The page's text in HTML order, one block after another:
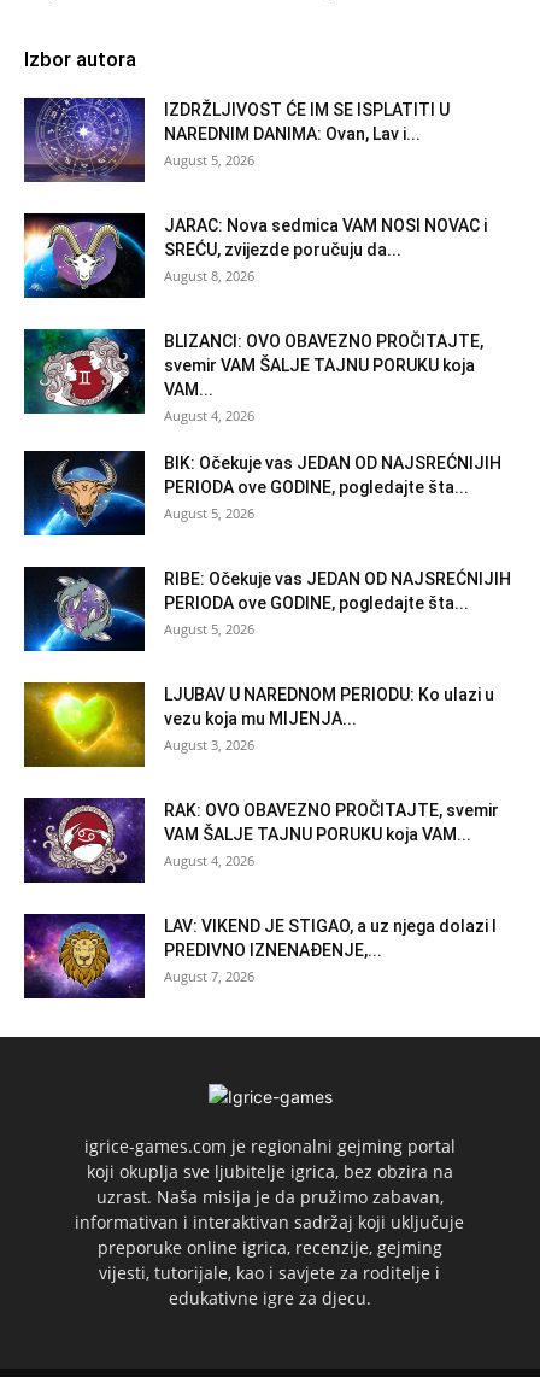
Izbor autora
IZDRŽLJIVOST ĆE IM SE ISPLATITI U
NAREDNIM DANIMA: Ovan, Lav i...
August 5, 2026
JARAC: Nova sedmica VAM NOSI NOVAC i
SREĆU, zvijezde poručuju da...
August 8, 2026
BLIZANCI: OVO OBAVEZNO PROČITAJTE,
svemir VAM ŠALJE TAJNU PORUKU koja
VAM...
August 4, 2026
BIK: Očekuje vas JEDAN OD NAJSREĆNIJIH
PERIODA ove GODINE, pogledajte šta...
August 5, 2026
RIBE: Očekuje vas JEDAN OD NAJSREĆNIJIH
PERIODA ove GODINE, pogledajte šta...
August 5, 2026
LJUBAV U NAREDNOM PERIODU: Ko ulazi u
vezu koja mu MIJENJA...
August 3, 2026
RAK: OVO OBAVEZNO PROČITAJTE, svemir
VAM ŠALJE TAJNU PORUKU koja VAM...
August 4, 2026
LAV: VIKEND JE STIGAO, a uz njega dolazi I
PREDIVNO IZNENAĐENJE,...
August 7, 2026
igrice-games.com je regionalni gejming portal
koji okuplja sve ljubitelje igrica, bez obzira na
uzrast. Naša misija je da pružimo zabavan,
informativan i interaktivan sadržaj koji uključuje
preporuke online igrica, recenzije, gejming
vijesti, tutorijale, kao i savjete za roditelje i
edukativne igre za djecu.